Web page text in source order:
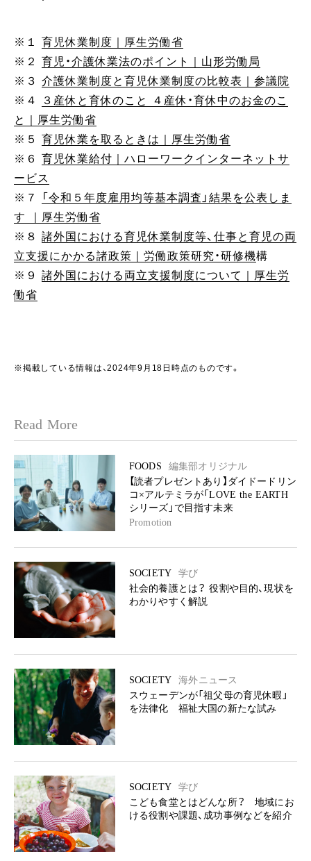
※１ 育児休業制度｜厚生労働省
※２ 育児・介護休業法のポイント｜山形労働局
※３ 介護休業制度と育児休業制度の比較表｜参議院
※４
３産休と育休のこと ４産休・育休中のお金のこ
と｜厚生労働省
※５ 育児休業を取るときは｜厚生労働省
※６ 育児休業給付｜ハローワークインターネットサ
ービス
※７
「令和５年度雇用均等基本調査」結果を公表しま
す ｜厚生労働省
※８ 諸外国における育児休業制度等、仕事と育児の両
立支援にかかる諸政策｜労働政策研究・研修機構
※９ 諸外国における両立支援制度について｜厚生労
働省
※掲載している情報は、2024年9月18日時点のものです。
Read More
FOODS
編集部オリジナル
【読者プレゼントあり】ダイドードリン
コ×アルテミラが「LOVE the EARTH
シリーズ」で目指す未来
Promotion
SOCIETY
学び
社会的養護とは？ 役割や目的、現状を
わかりやすく解説
SOCIETY
海外ニュース
スウェーデンが「祖父母の育児休暇」
を法律化 福祉大国の新たな試み
SOCIETY
学び
こども食堂とはどんな所？ 地域にお
ける役割や課題、成功事例などを紹介